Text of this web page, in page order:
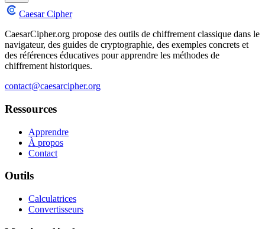
Caesar Cipher
CaesarCipher.org propose des outils de chiffrement classique dans le
navigateur, des guides de cryptographie, des exemples concrets et
des références éducatives pour apprendre les méthodes de
chiffrement historiques.
contact@caesarcipher.org
Ressources
Apprendre
À propos
Contact
Outils
Calculatrices
Convertisseurs